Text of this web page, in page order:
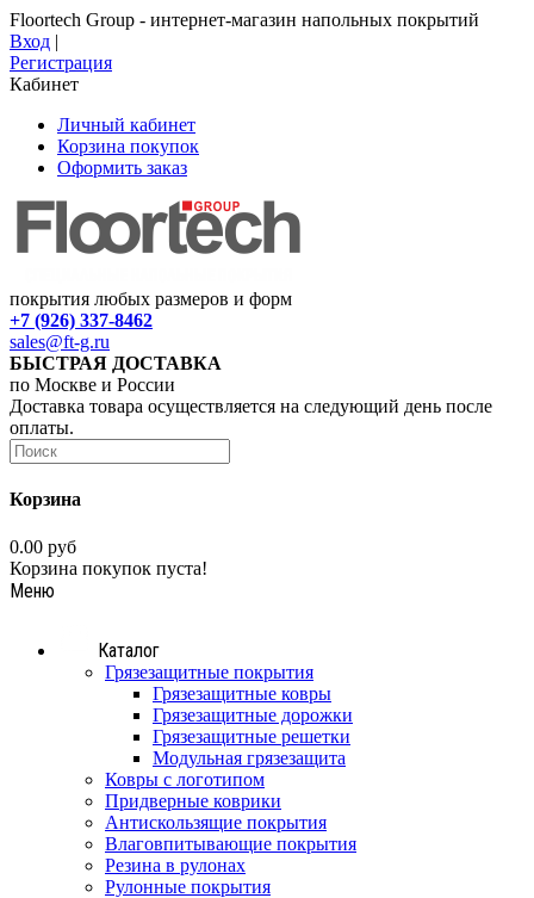
Floortech Group - интернет-магазин напольных покрытий
Вход |
Регистрация
Кабинет
Личный кабинет
Корзина покупок
Оформить заказ
покрытия любых размеров и форм
+7 (926) 337-8462
sales@ft-g.ru
БЫСТРАЯ ДОСТАВКА
по Москве и России
Доставка товара осуществляется на следующий день после
оплаты.
Корзина
0.00 руб
Корзина покупок пуста!
Меню
Каталог
Грязезащитные покрытия
Грязезащитные ковры
Грязезащитные дорожки
Грязезащитные решетки
Модульная грязезащита
Ковры с логотипом
Придверные коврики
Антискользящие покрытия
Влаговпитывающие покрытия
Резина в рулонах
Рулонные покрытия